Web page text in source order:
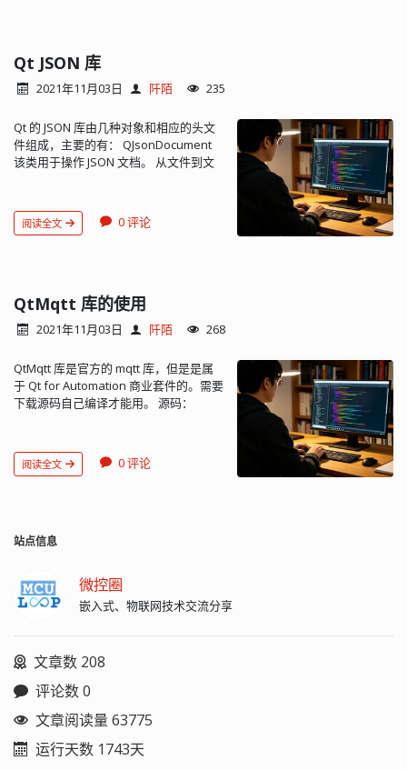
则表达式等高级搜索。此外它还有HTTP
文件服务器与FTP文件服务器（不支持上
传功能），可以支持通过网络检索文
于它的搜索速度：“它怎么就这么快？...
Qt JSON 库
2021年11月03日 阡陌 235
Qt 的 JSON 库由几种对象和相应的头文
件组成，主要的有： QJsonDocument
该类用于操作 JSON 文档。 从文件到文
此外还有 fromBinaryData() 或
fromRawData() 方法。 JSON 对象 obj
QJsonObject QJsonObject 是一个重要
的类型，它就是 JSON 中的“对象”概念。
一个对象就是一个键值对。 使用 insert()
值对还可以删掉一个键值对， 用
remove() 可以删除一个键值对。
QJsonArray 它是 JSON 数组类，可以存
的常用类型，它是键值对的值或是数组
的值。而值可以是一个键值对，也可以
string（QJsonValue::String）
object（QJsonValue::Object）
null（QJsonValue::Null） 要操作一个对
象类型的值，要先把值转换成对象副本
的值 ValueB，只能将这个值 ValueA 转
换成 ObjectA 然后修改 Object 的某个键
的值 ValueB，然后再用对象 ObjectA 覆
盖 ValueA（可以用 insert 方法）。如果
要修改多层次的某个值，就要采用递归
的方法一级一级找到要修改的值，然后
阅读全文 0 评论
QtMqtt 库的使用
2021年11月03日 阡陌 268
QtMqtt 库是官方的 mqtt 库，但是是属
于 Qt for Automation 商业套件的。需要
下载源码自己编译才能用。 源码：
编译成静态库 在
Qt5.15.0_MSVC2019_x64_static\include
qmake nmake nmake install nmake
MQTT Broker 非加密测试： broker：
test.mosquitto.org 1883 MQTT Broker
单向向认证测试： broker：
test.mosquitto.org 8884 证书生成与注
私钥： openssl genrsa -out client.key
生成客户端证书： openssl req -out
client.csr -key client.key -new 在服务器
上添加证书...
阅读全文 0 评论
站点信息
微控圈
嵌入式、物联网技术交流分享
文章数 208
评论数 0
文章阅读量 63775
运行天数 1743天